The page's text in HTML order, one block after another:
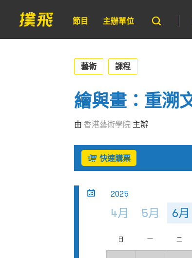
節目 主辦單位
藝術 課程
繪與畫：重溯
由 香港藝術學院 主辦
快速購票
2025
4月 5月 6月
日 一 二